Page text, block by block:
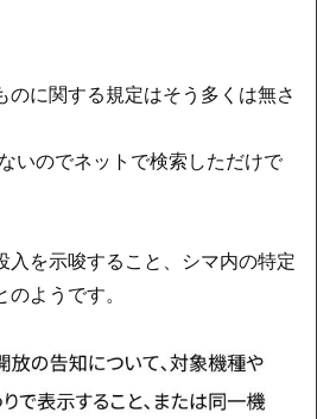
に関する規定はそう多くは無さ
いのでネットで検索しただけで
入を示唆すること、シマ内の特定
ようです。